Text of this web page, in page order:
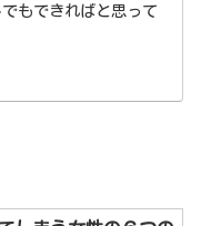
もできればと思って